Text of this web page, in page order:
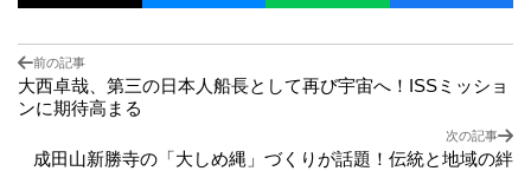
前の記事
大西卓哉、第三の日本人船長として再び宇宙へ！ISSミッショ
ンに期待高まる
次の記事
成田山新勝寺の「大しめ縄」づくりが話題！伝統と地域の絆